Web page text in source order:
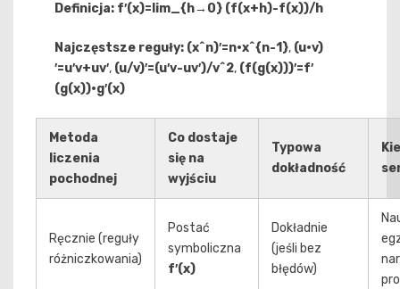
Definicja: f′(x)=lim_{h→0} (f(x+h)-f(x))/h
Najczęstsze reguły: (x^n)′=n·x^{n-1}, (u·v)
′=u′v+uv′, (u/v)′=(u′v-uv′)/v^2, (f(g(x)))′=f′
(g(x))·g′(x)
Metoda
liczenia
pochodnej
Co dostaje
się na
wyjściu
Typowa
dokładność
Ręcznie (reguły
różniczkowania)
Postać
symboliczna
f′(x)
Dokładnie
(jeśli bez
błędów)